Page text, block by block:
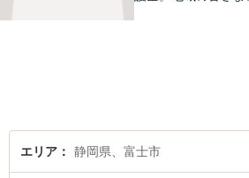
エリア 静岡県、富士市